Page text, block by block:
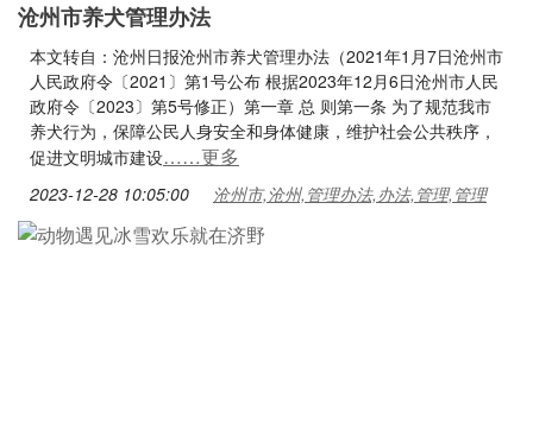
沧州市养犬管理办法
本文转自：沧州日报沧州市养犬管理办法（2021年1月7日沧州市
人民政府令〔2021〕第1号公布 根据2023年12月6日沧州市人民
政府令〔2023〕第5号修正）第一章 总 则第一条 为了规范我市
养犬行为，保障公民人身安全和身体健康，维护社会公共秩序，
促进文明城市建设……更多
2023-12-28 10:05:00 沧州市,沧州,管理办法,办法,管理,管理